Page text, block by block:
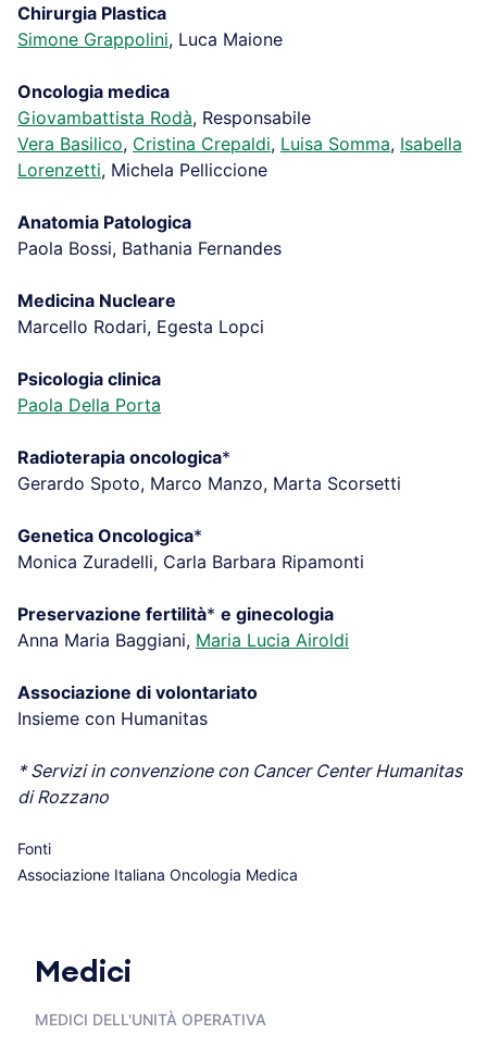
Chirurgia Plastica
Simone Grappolini, Luca Maione
Oncologia medica
Giovambattista Rodà, Responsabile
Vera Basilico, Cristina Crepaldi, Luisa Somma, Isabella
Lorenzetti, Michela Pelliccione
Anatomia Patologica
Paola Bossi, Bathania Fernandes
Medicina Nucleare
Marcello Rodari, Egesta Lopci
Psicologia clinica
Paola Della Porta
Radioterapia oncologica*
Gerardo Spoto, Marco Manzo, Marta Scorsetti
Genetica Oncologica*
Monica Zuradelli, Carla Barbara Ripamonti
Preservazione fertilità* e ginecologia
Anna Maria Baggiani, Maria Lucia Airoldi
Associazione di volontariato
Insieme con Humanitas
* Servizi in convenzione con Cancer Center Humanitas
di Rozzano
Fonti
Associazione Italiana Oncologia Medica
Medici
MEDICI DELL'UNITÀ OPERATIVA